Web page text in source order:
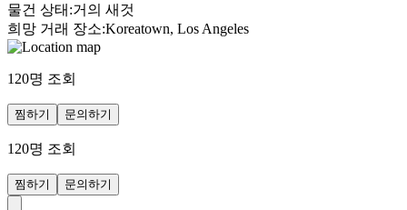
물건 상태 :거의 새것
희망 거래 장소:Koreatown, Los Angeles
120명 조회
찜하기 문의하기
120명 조회
찜하기 문의하기